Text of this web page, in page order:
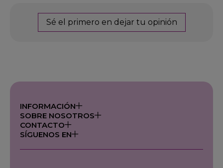
Sé el primero en dejar tu opinión
INFORMACIÓN
SOBRE NOSOTROS
CONTACTO
SÍGUENOS EN